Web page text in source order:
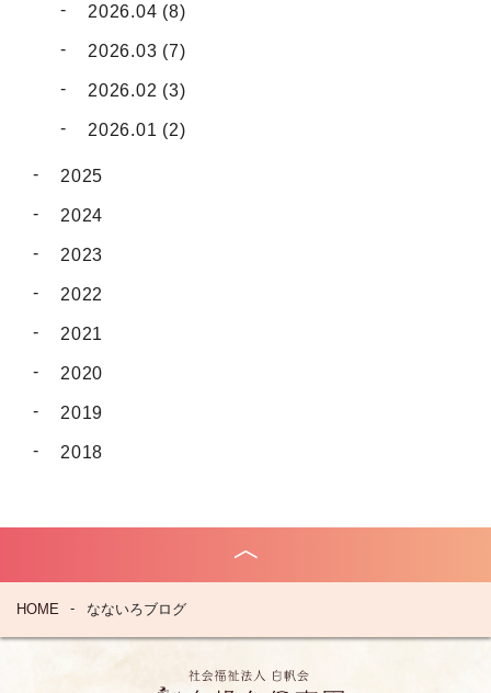
2026.04 (8)
2026.03 (7)
2026.02 (3)
2026.01 (2)
2025
2024
2023
2022
2021
2020
2019
2018
HOME なないろブログ